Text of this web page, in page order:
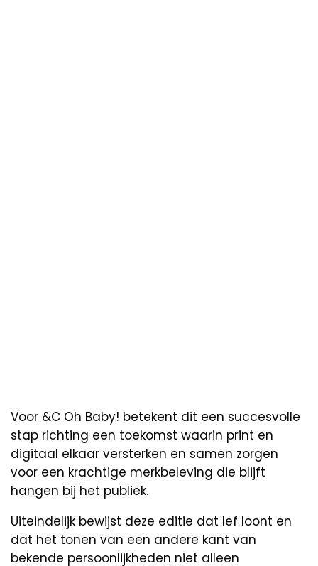
Voor &C Oh Baby! betekent dit een succesvolle
stap richting een toekomst waarin print en
digitaal elkaar versterken en samen zorgen
voor een krachtige merkbeleving die blijft
hangen bij het publiek.
Uiteindelijk bewijst deze editie dat lef loont en
dat het tonen van een andere kant van
bekende persoonlijkheden niet alleen